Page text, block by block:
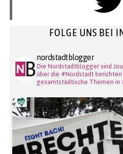
FOLGE UNS BEI
nordstadtblogger
Die Nordstadtblogger sind
über die #Nordstadt berichten
gesamtstädtische Themen in